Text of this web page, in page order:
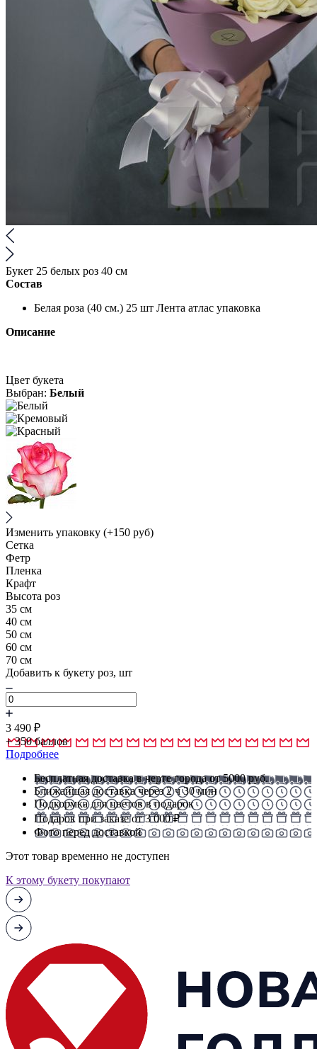
Букет 25 белых роз 40 см
Состав
Белая роза (40 см.) 25 шт Лента атлас упаковка
Описание
Цвет букета
Выбран: Белый
Изменить упаковку (+150 руб)
Сетка
Фетр
Пленка
Крафт
Высота роз
35 см
40 см
50 см
60 см
70 см
Добавить к букету роз, шт
3 490 ₽
+350баллов
Подробнее
Бесплатная доставка в черте города от 5000 руб.
Ближайшая доставка через 2 ч 30 мин
Подкормка для цветов в подарок
Подарок при заказе от 3 000 ₽
Фото перед доставкой
Этот товар временно не доступен
К этому букету покупают